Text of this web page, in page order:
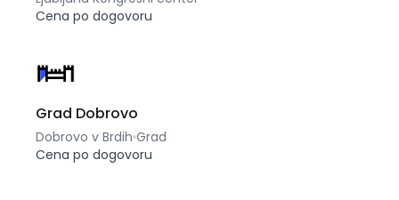
Cena po dogovoru
Grad Dobrovo
Dobrovo v Brdih Grad
Cena po dogovoru